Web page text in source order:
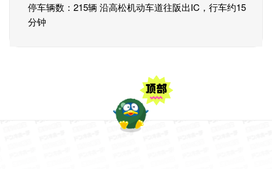
停车辆数：215辆 沿高松机动车道往阪出IC，行车约15
分钟